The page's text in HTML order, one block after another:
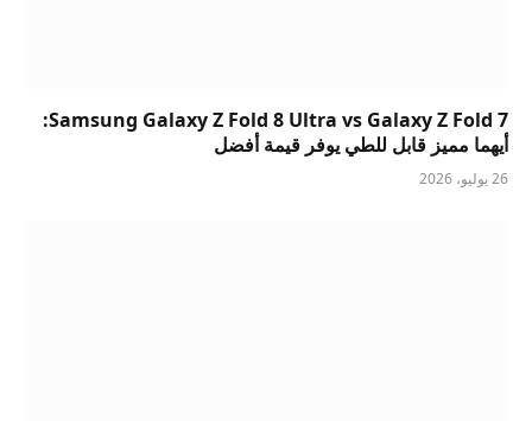
Samsung Galaxy Z Fold 8 Ultra vs Galaxy Z Fold 7:
أيهما مميز قابل للطي يوفر قيمة أفضل
26 يوليو، 2026